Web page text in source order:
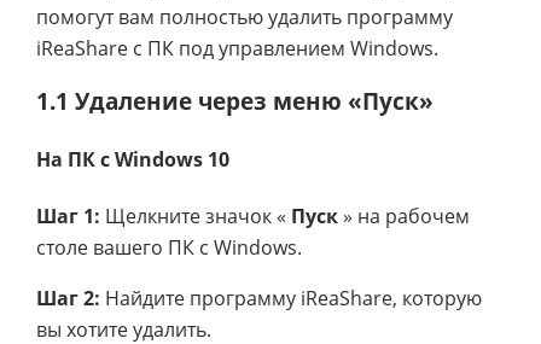
помогут вам полностью удалить программу
iReaShare с ПК под управлением Windows.
1.1 Удаление через меню «Пуск»
На ПК с Windows 10
Шаг 1: Щелкните значок « Пуск» на рабочем
столе вашего ПК с Windows.
Шаг 2: Найдите программу iReaShare, которую
вы хотите удалить.